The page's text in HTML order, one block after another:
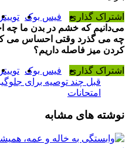
اشتراک گذاری فیس بوک توییتر
می‌‌دانیم که خشم در بدن ما چه
چه می‌ گذرد وقتی احساس می‌
کردن میز فاصله داریم؟
اشتراک گذاری فیس بوک توییتر
قبل چند توصیه برای
امتحانات
نوشته های مشابه